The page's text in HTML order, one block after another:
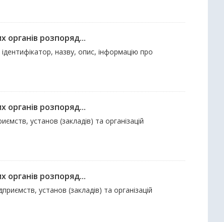
органів розпоряд...
назву, опис, інформацію про
органів розпоряд...
установ (закладів) та організацій
органів розпоряд...
установ (закладів) та організацій